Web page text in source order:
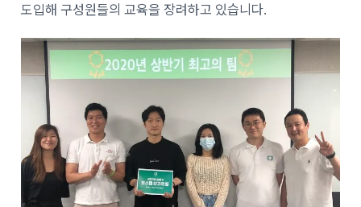
도입해 구성원들의 교육을 장려하고 있습니다.